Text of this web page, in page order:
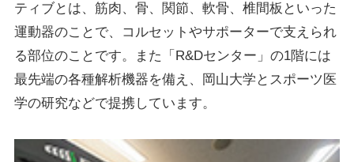
ティブとは、筋肉、骨、関節、軟骨、椎間板といった
運動器のことで、コルセットやサポーターで支えられ
る部位のことです。また「R&Dセンター」の1階には
最先端の各種解析機器を備え、岡山大学とスポーツ医
学の研究などで提携しています。